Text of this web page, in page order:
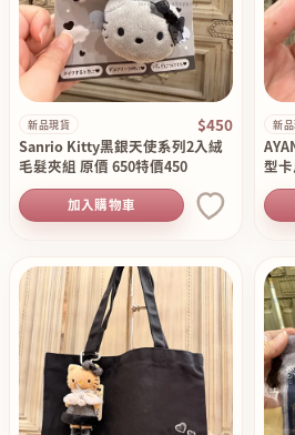
新品現貨 $450
Sanrio Kitty黑銀天使系列2入絨
毛髮夾組 原價 650特價450
加入購物車
新
型